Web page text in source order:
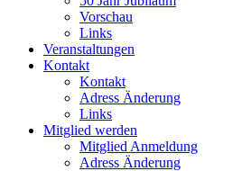
Vorschau
Links
Veranstaltungen
Kontakt
Kontakt
Adress Änderung
Links
Mitglied werden
Mitglied Anmeldung
Adress Änderung